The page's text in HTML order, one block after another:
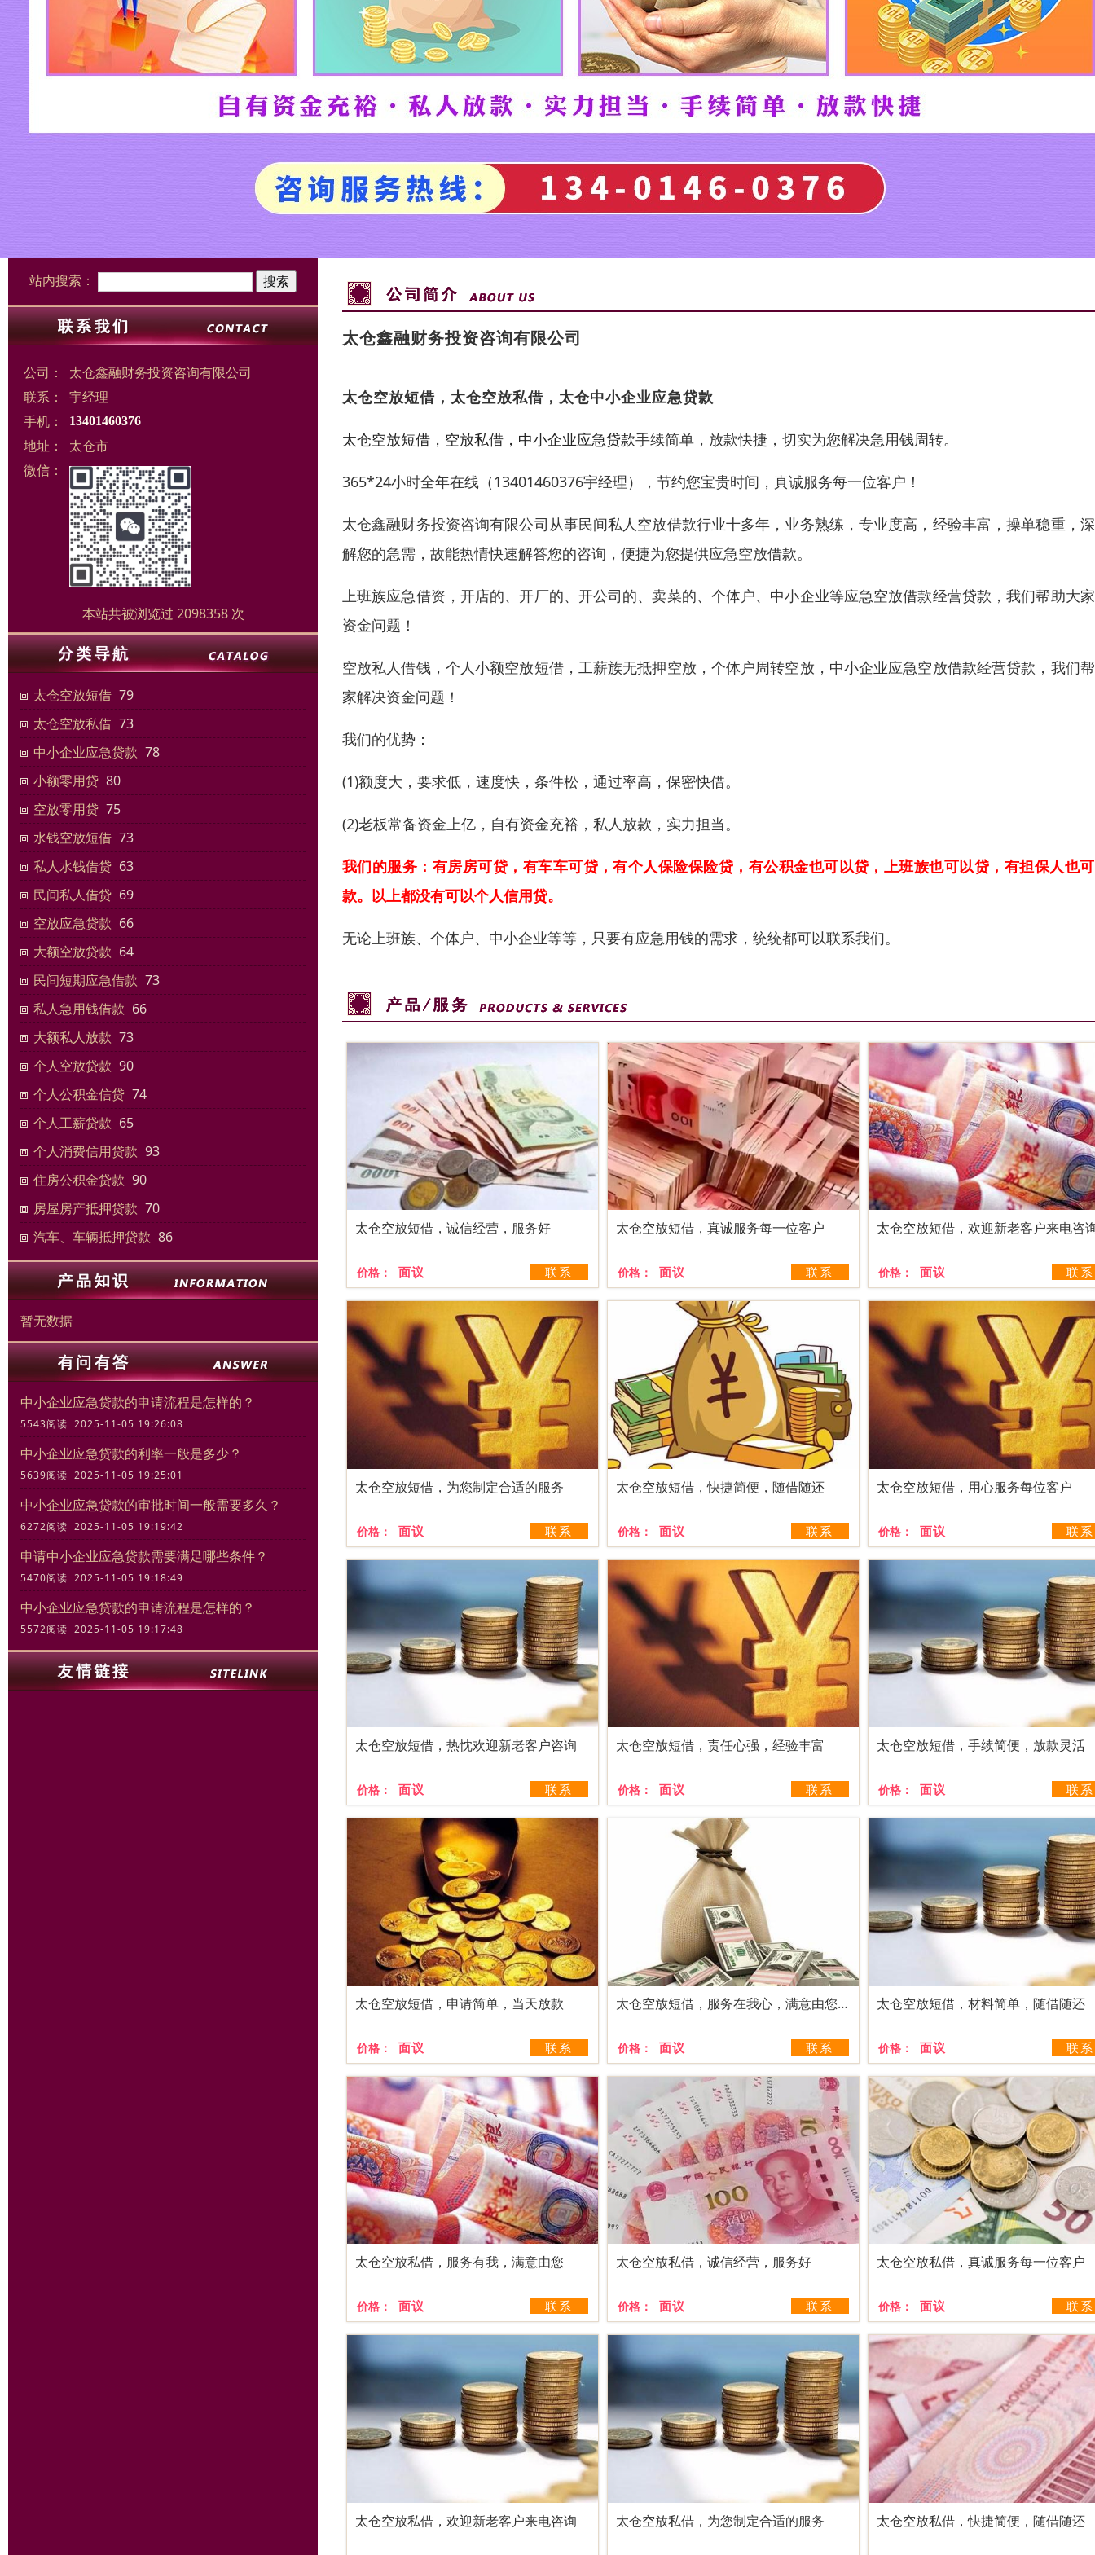
站内搜索：
公司：
太仓鑫融财务投资咨询有限公司
联系：
宇经理
手机：
13401460376
地址：
太仓市
微信：
本站共被浏览过 2098358 次
太仓空放短借 79
太仓空放私借 73
中小企业应急贷款 78
小额零用贷 80
空放零用贷 75
水钱空放短借 73
私人水钱借贷 63
民间私人借贷 69
空放应急贷款 66
大额空放贷款 64
民间短期应急借款 73
私人急用钱借款 66
大额私人放款 73
个人空放贷款 90
个人公积金信贷 74
个人工薪贷款 65
个人消费信用贷款 93
住房公积金贷款 90
房屋房产抵押贷款 70
汽车、车辆抵押贷款 86
暂无数据
中小企业应急贷款的申请流程是怎样的？
5543阅读 2025-11-05 19:26:08
中小企业应急贷款的利率一般是多少？
5639阅读 2025-11-05 19:25:01
中小企业应急贷款的审批时间一般需要多久？
6272阅读 2025-11-05 19:19:42
申请中小企业应急贷款需要满足哪些条件？
5470阅读 2025-11-05 19:18:49
中小企业应急贷款的申请流程是怎样的？
5572阅读 2025-11-05 19:17:48
太仓鑫融财务投资咨询有限公司
太仓空放短借，太仓空放私借，太仓中小企业应急贷款
太仓空放短借，空放私借，中小企业应急贷款手续简单，放款快捷，切实为您解决急用钱周转。
365*24小时全年在线（13401460376宇经理），节约您宝贵时间，真诚服务每一位客户！
太仓鑫融财务投资咨询有限公司从事民间私人空放借款行业十多年，业务熟练，专业度高，经验丰富，操单稳重，
解您的急需，故能热情快速解答您的咨询，便捷为您提供应急空放借款。
上班族应急借资，开店的、开厂的、开公司的、卖菜的、个体户、中小企业等应急空放借款经营贷款，我们帮助大
资金问题！
空放私人借钱，个人小额空放短借，工薪族无抵押空放，个体户周转空放，中小企业应急空放借款经营贷款，我们
家解决资金问题！
我们的优势：
(1)额度大，要求低，速度快，条件松，通过率高，保密快借。
(2)老板常备资金上亿，自有资金充裕，私人放款，实力担当。
我们的服务：有房房可贷，有车车可贷，有个人保险保险贷，有公积金也可以贷，上班族也可以贷，有担保人也
款。以上都没有可以个人信用贷。
无论上班族、个体户、中小企业等等，只要有应急用钱的需求，统统都可以联系我们。
太仓空放短借，诚信经营，服务好
价格： 面议 联系
太仓空放短借，真诚服务每一位客户
价格： 面议 联系
太仓空放短借，欢迎新老客户来电咨
价格： 面议 联系
太仓空放短借，为您制定合适的服务
价格： 面议 联系
太仓空放短借，快捷简便，随借随还
价格： 面议 联系
太仓空放短借，用心服务每位客户
价格： 面议 联系
太仓空放短借，热忱欢迎新老客户咨询
价格： 面议 联系
太仓空放短借，责任心强，经验丰富
价格： 面议 联系
太仓空放短借，手续简便，放款灵活
价格： 面议 联系
太仓空放短借，申请简单，当天放款
价格： 面议 联系
太仓空放短借，服务在我心，满意由您定
价格： 面议 联系
太仓空放短借，材料简单，随借随还
价格： 面议 联系
太仓空放私借，服务有我，满意由您
价格： 面议 联系
太仓空放私借，诚信经营，服务好
价格： 面议 联系
太仓空放私借，真诚服务每一位客户
价格： 面议 联系
太仓空放私借，欢迎新老客户来电咨询 太仓空放私借，为您制定合适的服务 太仓空放私借，快捷简便，随借随还